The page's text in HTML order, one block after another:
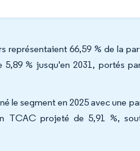
66,59 % de la
% jusqu'en 2031, portés
le segment en 2025 avec une
TCAC projeté de 5,91 %,